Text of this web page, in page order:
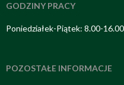
GODZINY PRACY
Poniedziałek-Piątek: 8.00-16.00
POZOSTAŁE INFORMACJE